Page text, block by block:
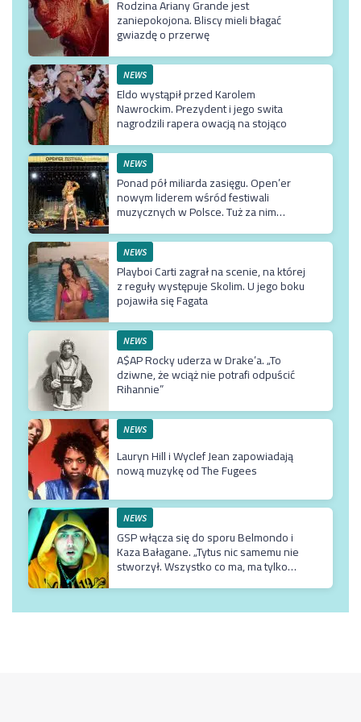
Rodzina Ariany Grande jest
zaniepokojona. Bliscy mieli błagać
gwiazdę o przerwę
NEWS
Eldo wystąpił przed Karolem
Nawrockim. Prezydent i jego swita
nagrodzili rapera owacją na stojąco
NEWS
Ponad pół miliarda zasięgu. Open’er
nowym liderem wśród festiwali
muzycznych w Polsce. Tuż za nim
NEWS
Playboi Carti zagrał na scenie, na której
z reguły występuje Skolim. U jego boku
pojawiła się Fagata
NEWS
A$AP Rocky uderza w Drake’a. „To
dziwne, że wciąż nie potrafi odpuścić
Rihannie”
NEWS
Lauryn Hill i Wyclef Jean zapowiadają
nową muzykę od The Fugees
NEWS
GSP włącza się do sporu Belmondo i
Kaza Bałagane. „Tytus nic samemu nie
stworzył. Wszystko co ma, ma tylko